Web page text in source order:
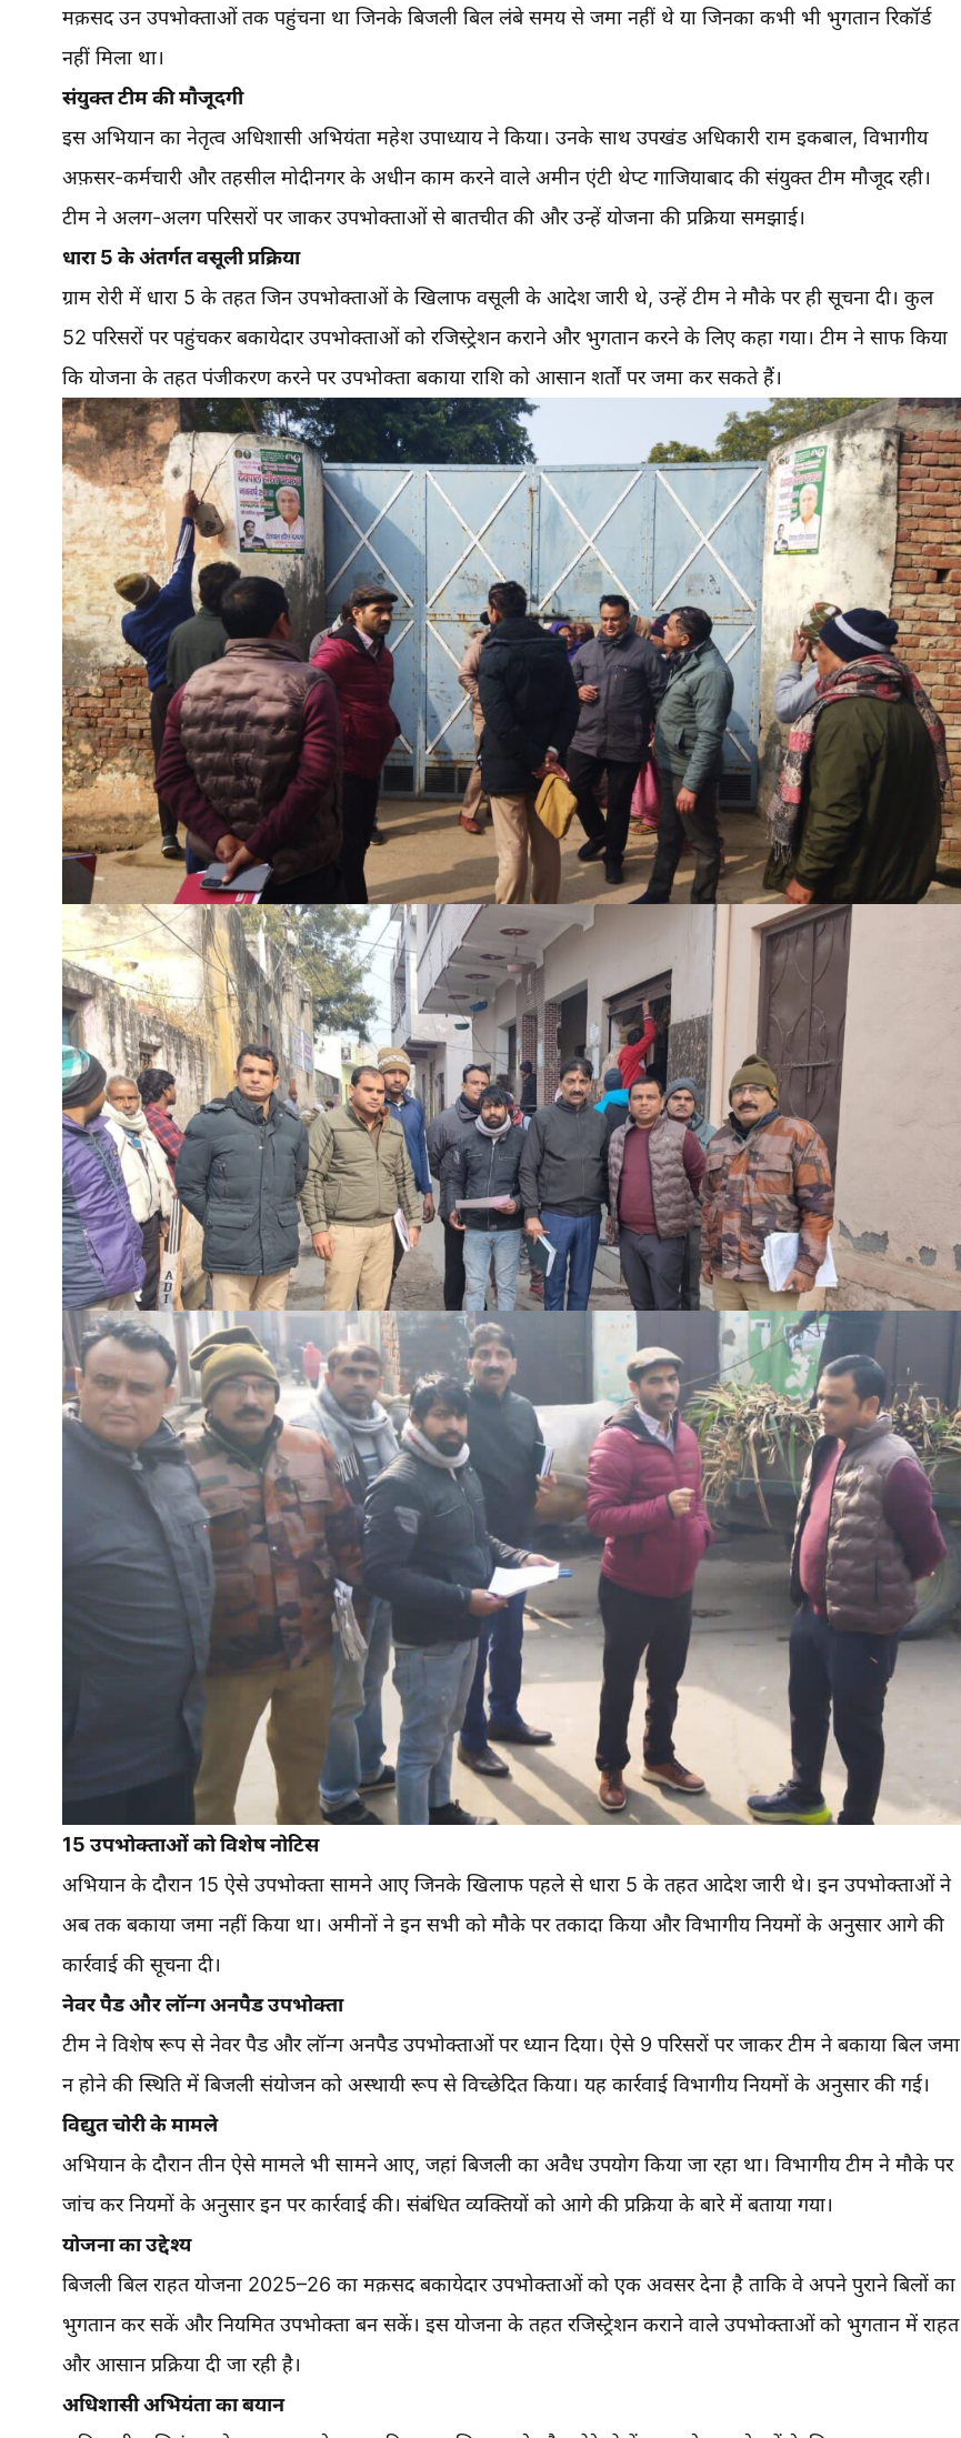
मक़सद उन उपभोक्ताओं तक पहुंचना था जिनके बिजली बिल लंबे समय से जमा नहीं थे या जिनका कभी भी भुगतान रिकॉर्ड
नहीं मिला था।
संयुक्त टीम की मौजूदगी
इस अभियान का नेतृत्व अधिशासी अभियंता महेश उपाध्याय ने किया। उनके साथ उपखंड अधिकारी राम इकबाल, विभागीय
अफ़सर-कर्मचारी और तहसील मोदीनगर के अधीन काम करने वाले अमीन एंटी थेप्ट गाजियाबाद की संयुक्त टीम मौजूद रही।
टीम ने अलग-अलग परिसरों पर जाकर उपभोक्ताओं से बातचीत की और उन्हें योजना की प्रक्रिया समझाई।
धारा 5 के अंतर्गत वसूली प्रक्रिया
ग्राम रोरी में धारा 5 के तहत जिन उपभोक्ताओं के खिलाफ वसूली के आदेश जारी थे, उन्हें टीम ने मौके पर ही सूचना दी। कुल
52 परिसरों पर पहुंचकर बकायेदार उपभोक्ताओं को रजिस्ट्रेशन कराने और भुगतान करने के लिए कहा गया। टीम ने साफ किया
कि योजना के तहत पंजीकरण करने पर उपभोक्ता बकाया राशि को आसान शर्तों पर जमा कर सकते हैं।
15 उपभोक्ताओं को विशेष नोटिस
अभियान के दौरान 15 ऐसे उपभोक्ता सामने आए जिनके खिलाफ पहले से धारा 5 के तहत आदेश जारी थे। इन उपभोक्ताओं ने
अब तक बकाया जमा नहीं किया था। अमीनों ने इन सभी को मौके पर तकादा किया और विभागीय नियमों के अनुसार आगे की
कार्रवाई की सूचना दी।
नेवर पैड और लॉन्ग अनपैड उपभोक्ता
टीम ने विशेष रूप से नेवर पैड और लॉन्ग अनपैड उपभोक्ताओं पर ध्यान दिया। ऐसे 9 परिसरों पर जाकर टीम ने बकाया बिल जमा
न होने की स्थिति में बिजली संयोजन को अस्थायी रूप से विच्छेदित किया। यह कार्रवाई विभागीय नियमों के अनुसार की गई।
विद्युत चोरी के मामले
अभियान के दौरान तीन ऐसे मामले भी सामने आए, जहां बिजली का अवैध उपयोग किया जा रहा था। विभागीय टीम ने मौके पर
जांच कर नियमों के अनुसार इन पर कार्रवाई की। संबंधित व्यक्तियों को आगे की प्रक्रिया के बारे में बताया गया।
योजना का उद्देश्य
बिजली बिल राहत योजना 2025–26 का मक़सद बकायेदार उपभोक्ताओं को एक अवसर देना है ताकि वे अपने पुराने बिलों का
भुगतान कर सकें और नियमित उपभोक्ता बन सकें। इस योजना के तहत रजिस्ट्रेशन कराने वाले उपभोक्ताओं को भुगतान में राहत
और आसान प्रक्रिया दी जा रही है।
अधिशासी अभियंता का बयान